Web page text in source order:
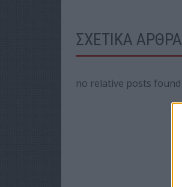
ΣΧΕΤΙΚΑ ΑΡΘΡΑ
no relative posts found